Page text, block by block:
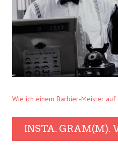
Wie ich einem Barbier-Meister
INSTA. GRAM(M).